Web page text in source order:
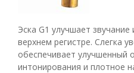
Эска G1 улучшает
верхнем регистре. Слегка
обеспечивает улучшенный
интонирования и плотное